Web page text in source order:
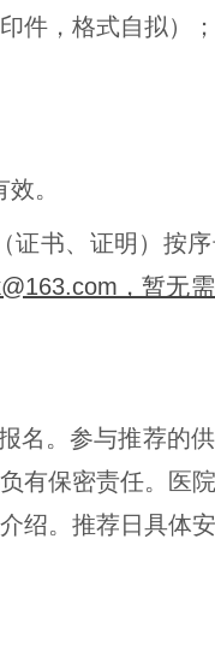
件，格式自拟）；
。
证书、证明）按
，暂无
名。参与推荐的
有保密责任。医
绍。推荐日具体